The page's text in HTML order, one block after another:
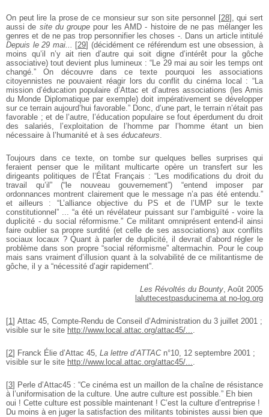
On peut lire la prose de ce monsieur sur son site personnel [28] , qui sert
aussi de site du groupe pour les AMD - histoire de ne pas mélanger les
genres et de ne pas trop personnifier les choses -. Dans un article intitulé
Depuis le 29 mai... [29] (décidément ce référendum est une obsession, à
moins qu’il n’y ait rien d’autre qui soit digne d’intérêt pour la gôche
associative) tout devient plus lumineux : “Le 29 mai au soir les temps ont
changé.” On découvre dans ce texte pourquoi les associations
citoyennistes ne pouvaient réagir lors du conflit du cinéma local : “La
mission d’éducation populaire d’Attac et d’autres associations (les Amis
du Monde Diplomatique par exemple) doit impérativement se développer
sur ce terrain aujourd’hui favorable.” Donc, d’une part, le terrain n’était pas
favorable ; et de l’autre, l’éducation populaire se fout éperdument du droit
des salariés, l’exploitation de l’homme par l’homme étant un bien
nécessaire à l’humanité et à ses éducateurs.
Toujours dans ce texte, on tombe sur quelques belles surprises qui
feraient penser que le militant multicarte opère un transfert sur les
dirigeants politiques de l’État Français : “Les modifications du droit du
travail qu’il” (“le nouveau gouvernement”) “entend imposer par
ordonnances montrent clairement que le message n’a pas été entendu.”
et ailleurs : “L’alliance objective du PS et de l’UMP sur le texte
constitutionnel” ... “a été un révélateur puissant sur l’ambiguïté - voire la
duplicité - du social réformisme.” Ce militant omniprésent entend-il ainsi
faire oublier sa propre surdité (et celle de ses associations) aux conflits
sociaux locaux ? Quant à parler de duplicité, il devrait d’abord régler le
problème dans son propre “social réformisme” altermachin. Pour le coup
mais sans vraiment d’illusion quant à la solvabilité de ce militantisme de
gôche, il y a “nécessité d’agir rapidement”.
Les Révoltés du Bounty, Août 2005
laluttecestpasducinema at no-log.org
[1] Attac 45, Compte-Rendu de Conseil d’Administration du 3 juillet 2001 ;
visible sur le site http://www.local.attac.org/attac45/....
[2] Franck Élie d’Attac 45, La lettre d’ATTACn°10, 12 septembre 2001 ;
visible sur le site http://www.local.attac.org/attac45/....
[3] Perle d’Attac45 : “Ce cinéma est un maillon de la chaîne de résistance
à l’uniformisation de la culture. Une autre culture est possible.” Eh bien
oui ! Cette culture est possible maintenant ! C’est la culture d’entreprise !
Du moins à en juger la satisfaction des militants tobinistes aussi bien que